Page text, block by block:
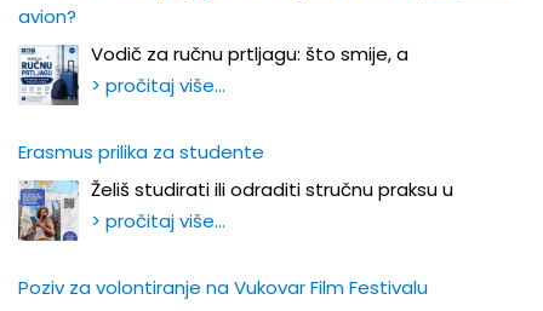
avion?
Vodič za ručnu prtljagu: što smije, a
> pročitaj više…
Erasmus prilika za studente
Želiš studirati ili odraditi stručnu praksu u
> pročitaj više…
Poziv za volontiranje na Vukovar Film Festivalu